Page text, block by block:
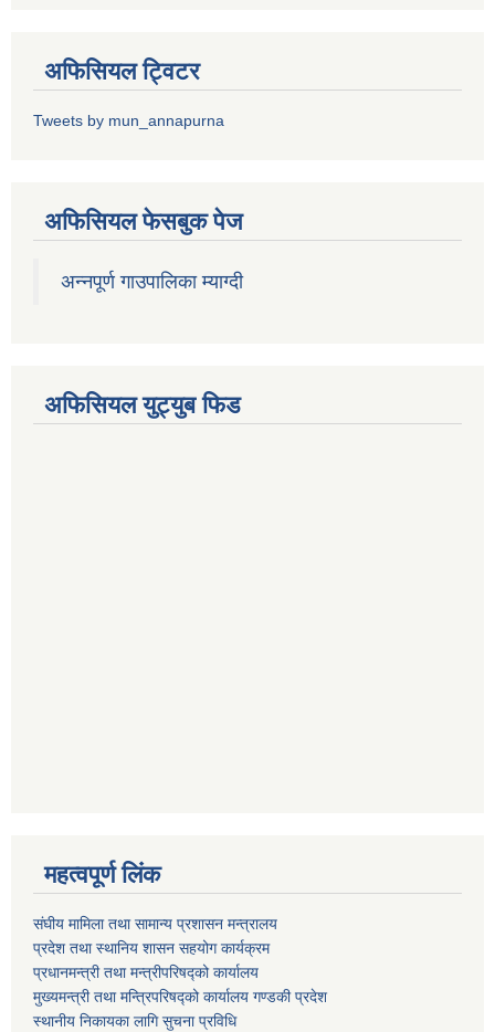
अफिसियल ट्विटर
Tweets by mun_annapurna
अफिसियल फेसबुक पेज
अन्नपूर्ण गाउपालिका म्याग्दी
अफिसियल युट्युब फिड
महत्वपूर्ण लिंक
संघीय मामिला तथा सामान्य प्रशासन मन्त्रालय
प्रदेश तथा स्थानिय शासन सहयोग कार्यक्रम
प्रधानमन्त्री तथा मन्त्रीपरिषद्को कार्यालय
मुख्यमन्त्री तथा मन्त्रिपरिषद्को कार्यालय गण्डकी प्रदेश
स्थानीय निकायका लागि सुचना प्रविधि